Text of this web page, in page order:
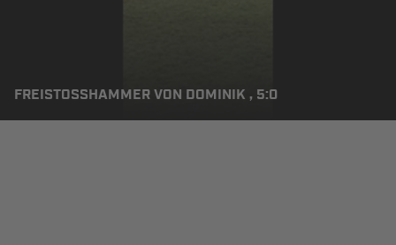
FREISTOSSHAMMER VON DOMINIK , 5:0